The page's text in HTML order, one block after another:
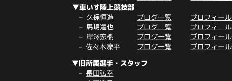
▼車いす陸上競技部
久保恒造 ブログ一覧 プロフィール
馬場達也 ブログ一覧 プロフィール
岸澤宏樹 ブログ一覧 プロフィール
佐々木凜平 ブログ一覧 プロフィール
▼旧所属選手・スタッフ
長田弘幸